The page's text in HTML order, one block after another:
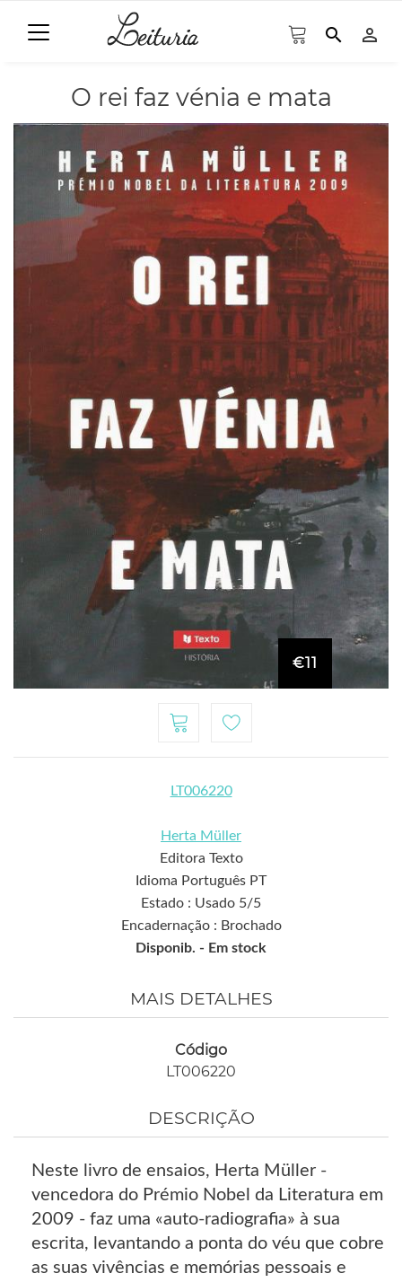
search person_outline
O rei faz vénia e mata
€11
LT006220
Herta Müller
Editora Texto
Idioma Português PT
Estado : Usado 5/5
Encadernação : Brochado
Disponib. - Em stock
MAIS DETALHES
Código
LT006220
DESCRIÇÃO
Neste livro de ensaios, Herta Müller -
vencedora do Prémio Nobel da Literatura em
2009 - faz uma «auto-radiografia» à sua
escrita, levantando a ponta do véu que cobre
as suas vivências e memórias pessoais e